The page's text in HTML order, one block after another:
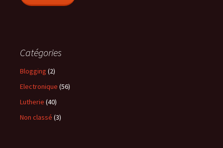
Catégories
Blogging (2)
Electronique (56)
Lutherie (40)
Non classé (3)